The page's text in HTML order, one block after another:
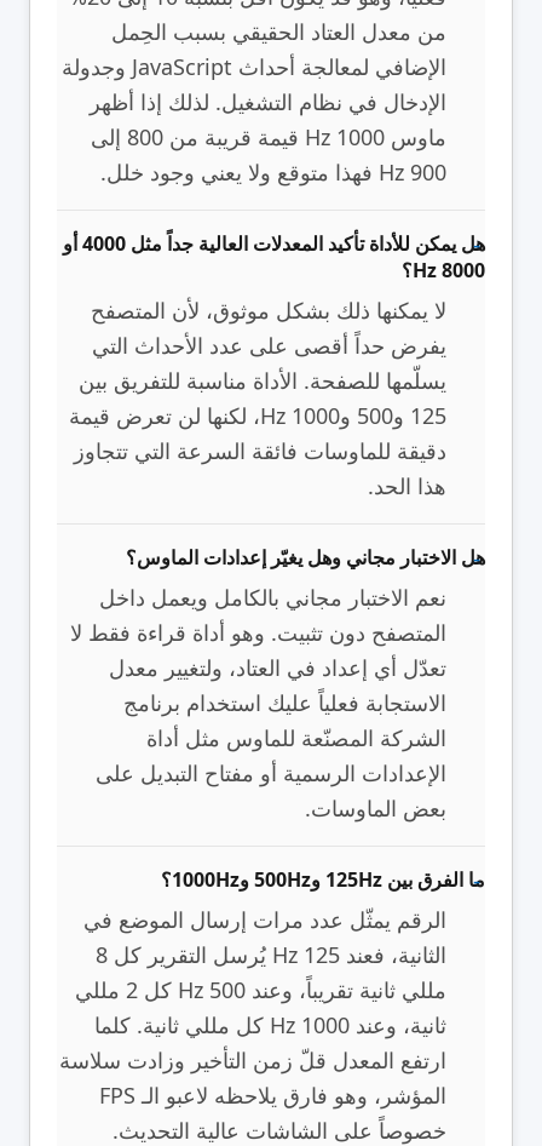
من معدل العتاد الحقيقي بسبب الحِمل
الإضافي لمعالجة أحداث JavaScript وجدولة
الإدخال في نظام التشغيل. لذلك إذا أظهر
ماوس 1000 Hz قيمة قريبة من 800 إلى
900 Hz فهذا متوقع ولا يعني وجود خلل.
هل يمكن للأداة تأكيد المعدلات العالية جداً مثل 4000 أو
8000 Hz؟
لا يمكنها ذلك بشكل موثوق، لأن المتصفح
يفرض حداً أقصى على عدد الأحداث التي
يسلّمها للصفحة. الأداة مناسبة للتفريق بين
125 و500 و1000 Hz، لكنها لن تعرض قيمة
دقيقة للماوسات فائقة السرعة التي تتجاوز
هذا الحد.
هل الاختبار مجاني وهل يغيّر إعدادات الماوس؟
نعم الاختبار مجاني بالكامل ويعمل داخل
المتصفح دون تثبيت. وهو أداة قراءة فقط لا
تعدّل أي إعداد في العتاد، ولتغيير معدل
الاستجابة فعلياً عليك استخدام برنامج
الشركة المصنّعة للماوس مثل أداة
الإعدادات الرسمية أو مفتاح التبديل على
بعض الماوسات.
ما الفرق بين 125Hz و500Hz و1000Hz؟
الرقم يمثّل عدد مرات إرسال الموضع في
الثانية، فعند 125 Hz يُرسل التقرير كل 8
مللي ثانية تقريباً، وعند 500 Hz كل 2 مللي
ثانية، وعند 1000 Hz كل مللي ثانية. كلما
ارتفع المعدل قلّ زمن التأخير وزادت سلاسة
المؤشر، وهو فارق يلاحظه لاعبو الـ FPS
خصوصاً على الشاشات عالية التحديث.